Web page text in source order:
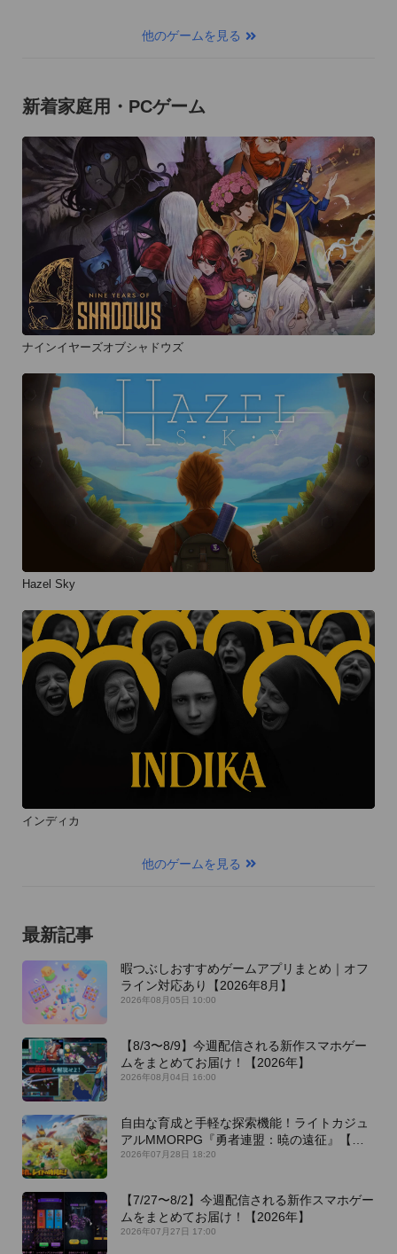
他のゲームを見る
新着家庭用・PCゲーム
ナインイヤーズオブシャドウズ
Hazel Sky
インディカ
他のゲームを見る
最新記事
暇つぶしおすすめゲームアプリまとめ｜オフ
ライン対応あり【2026年8月】
2026年08月05日 10:00
【8/3〜8/9】今週配信される新作スマホゲー
ムをまとめてお届け！【2026年】
2026年08月04日 16:00
自由な育成と手軽な探索機能！ライトカジュ
アルMMORPG『勇者連盟：暁の遠征』【最
新作PICKUP】
2026年07月28日 18:20
【7/27〜8/2】今週配信される新作スマホゲー
ムをまとめてお届け！【2026年】
2026年07月27日 17:00